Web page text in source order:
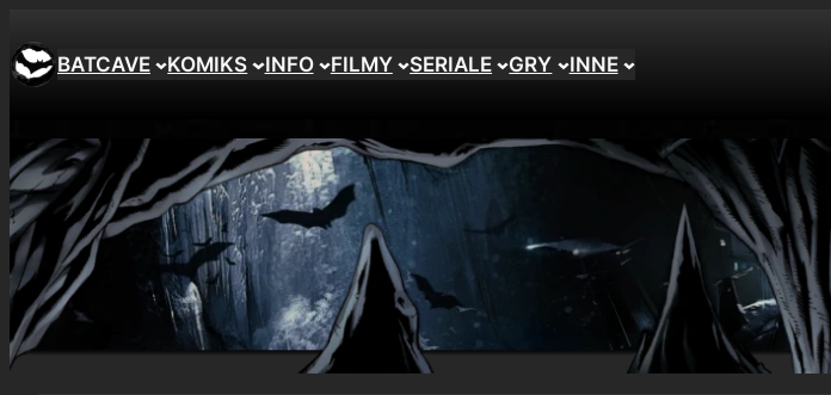
BATCAVE KOMIKS INFO FILMY SERIALE GRY INNE